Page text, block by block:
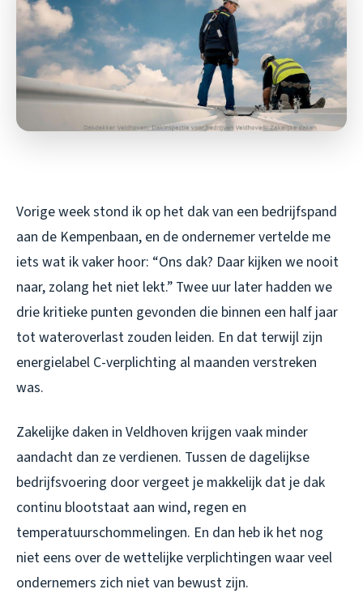
Vorige week stond ik op het dak van een bedrijfspand
aan de Kempenbaan, en de ondernemer vertelde me
iets wat ik vaker hoor: “Ons dak? Daar kijken we nooit
naar, zolang het niet lekt.” Twee uur later hadden we
drie kritieke punten gevonden die binnen een half jaar
tot wateroverlast zouden leiden. En dat terwijl zijn
energielabel C-verplichting al maanden verstreken
was.
Zakelijke daken in Veldhoven krijgen vaak minder
aandacht dan ze verdienen. Tussen de dagelijkse
bedrijfsvoering door vergeet je makkelijk dat je dak
continu blootstaat aan wind, regen en
temperatuurschommelingen. En dan heb ik het nog
niet eens over de wettelijke verplichtingen waar veel
ondernemers zich niet van bewust zijn.